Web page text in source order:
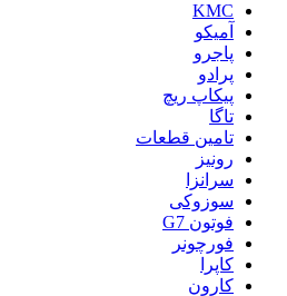
KMC
آمیکو
پاجرو
پرادو
پیکاپ ریچ
تاگا
تامین قطعات
رونیز
سرانزا
سوزوکی
فوتون G7
فورچونر
کاپرا
کارون